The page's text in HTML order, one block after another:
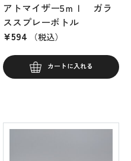
アトマイザー5ｍｌ ガラ
ススプレーボトル
¥594 （税込）
カートに入れる